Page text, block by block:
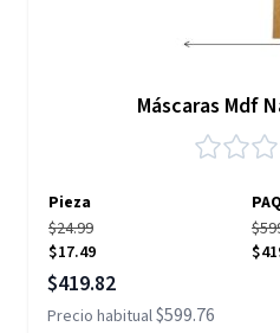
Máscaras Mdf
Pieza
$24.99
$17.49
Precio especial
$419.82
Precio habitual$599.76